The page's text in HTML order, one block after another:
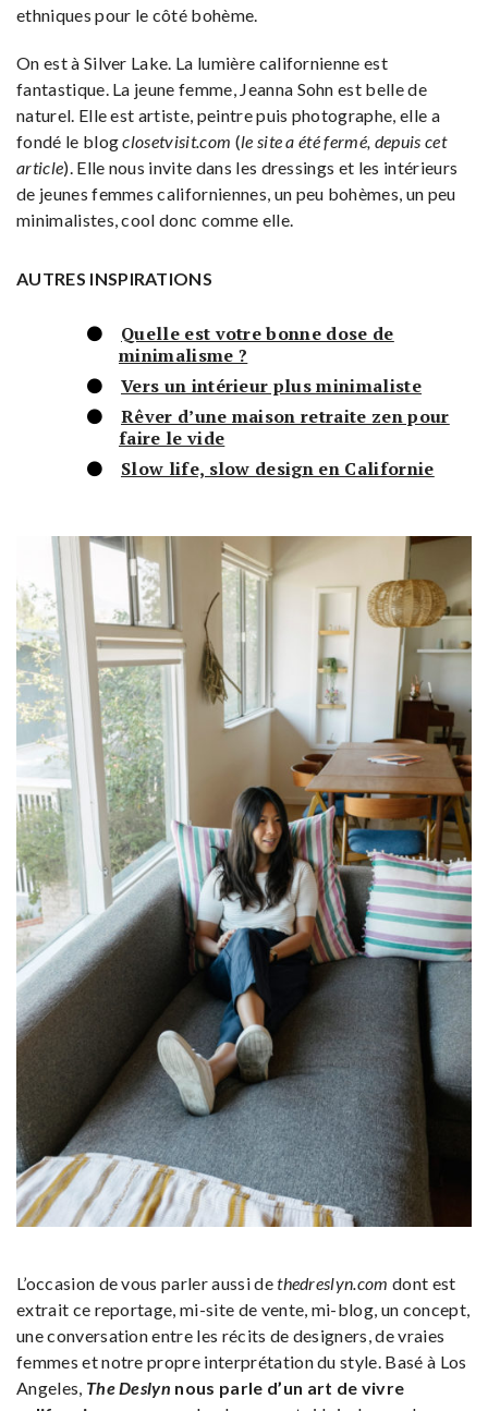
ethniques pour le côté bohème.
On est à Silver Lake. La lumière californienne est
fantastique. La jeune femme, Jeanna Sohn est belle de
naturel. Elle est artiste, peintre puis photographe, elle a
fondé le blogclosetvisit.com (le site a été fermé, depuis cet
article). Elle nous invite dans les dressings et les intérieurs
de jeunes femmes californiennes, un peu bohèmes, un peu
minimalistes, cool donc comme elle.
AUTRES INSPIRATIONS
Quelle est votre bonne dose de
minimalisme ?
Vers un intérieur plus minimaliste
Rêver d’une maison retraite zen pour
faire le vide
Slow life, slow design en Californie
L’occasion de vous parler aussi dethedreslyn.com dont est
extrait ce reportage, mi-site de vente, mi-blog, un concept,
une conversation entre les récits de designers, de vraies
femmes et notre propre interprétation du style. Basé à Los
Angeles, The Deslyn nous parle d’un art de vivre